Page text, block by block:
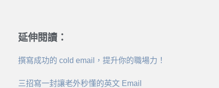
延伸閱讀：
撰寫成功的 cold email，提升你的職場力！
三招寫一封讓老外秒懂的英文 Email